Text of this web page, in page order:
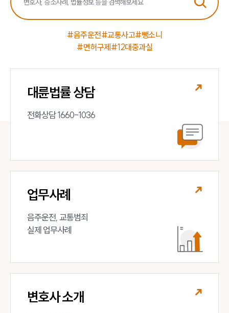
#음주운전#교통사고#뺑소니
#면허구제#12대중과실
대륜법률 상담
전화상담 1660-1036
업무사례
음주운전, 교통범죄
실제 업무사례
변호사 소개